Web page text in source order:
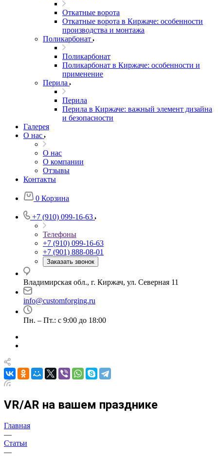
Откатные ворота
Откатные ворота в Киржаче: особенности
производства и монтажа
Поликарбонат
Поликарбонат
Поликарбонат в Киржаче: особенности и
применение
Перила
Перила
Перила в Киржаче: важный элемент дизайна
и безопасности
Галерея
О нас
О нас
О компании
Отзывы
Контакты
0 Корзина
+7 (910) 099-16-63
Телефоны
+7 (910) 099-16-63
+7 (901) 888-08-01
Заказать звонок
Владимирская обл., г. Киржач, ул. Северная 11
info@customforging.ru
Пн. – Пт.: с 9:00 до 18:00
VR/AR на вашем празднике
Главная
—
Статьи
—